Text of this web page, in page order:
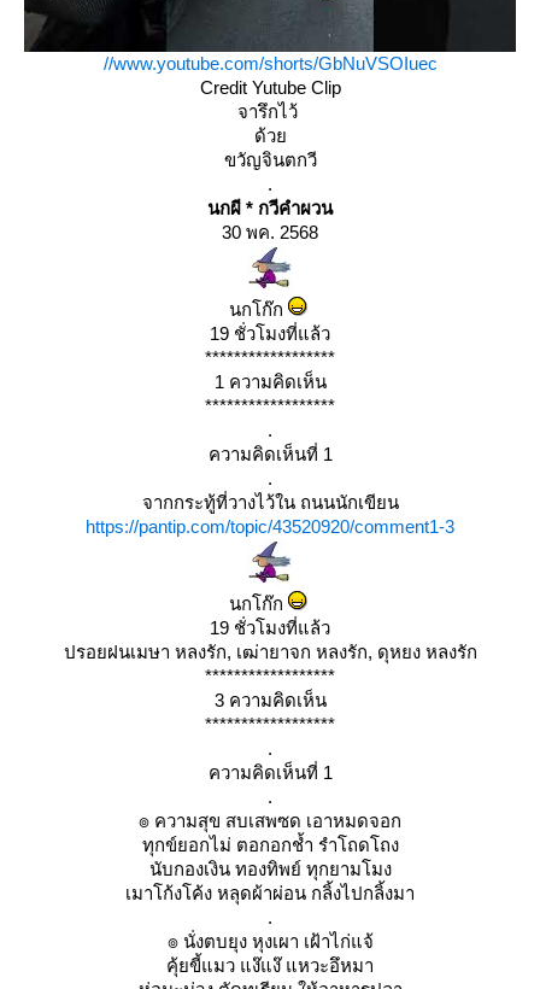
//www.youtube.com/shorts/GbNuVSOIuec
Credit Yutube Clip
จารึกไว้
ด้ว
ขวัญจินตกวี
.
นกผี * กวีคำผวน
30 พค. 2568
นกโก๊ก
19 ชั่วโมงที่แล้ว
******************
1 ความคิดเห็น
******************
.
ความคิดเห็นที่ 1
.
จากกระทู้ที่วางไว้ใน ถนนนักเขียน
https://pantip.com/topic/43520920/comment1-3
นกโก๊ก
19 ชั่วโมงที่แล้ว
ปรอยฝนเมษา หลงรัก, เฒ่ายาจก หลงรัก, ดุหยง หลงรัก
******************
3 ความคิดเห็น
******************
.
ความคิดเห็นที่ 1
.
๏ ความสุข สบเสพซด เอาหมดจอก
ทุกข์ยอกไม่ ตอกอกช้ำ รำโถดโถง
นับกองเงิน ทองทิพย์ ทุกยามโมง
เมาโก้งโค้ง หลุดผ้าผ่อน กลิ้งไปกลิ้งมา
.
๏ นั่งตบยุง หุงเผา เฝ้าไก่แจ้
คุ้ยขี้แมว แง๊แง๊ แหวะอึหมา